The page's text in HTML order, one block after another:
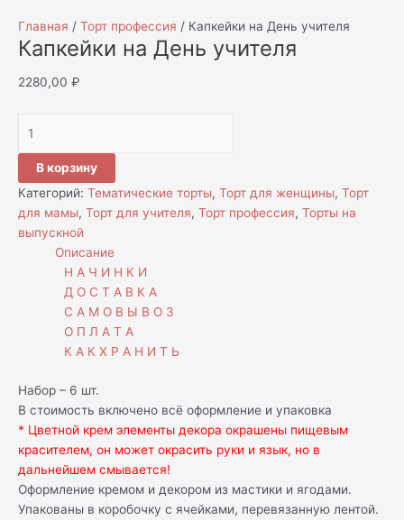
Главная / Торт профессия / Капкейки на День учителя
Капкейки на День учителя
2280,00 ₽
В корзину
Категорий: Тематические торты, Торт для женщины, Торт
для мамы, Торт для учителя, Торт профессия, Торты на
выпускной
Описание
Н А Ч И Н К И
Д О С Т А В К А
С А М О В Ы В О З
О П Л А Т А
К А К Х Р А Н И Т Ь
Набор – 6 шт.
В стоимость включено всё оформление и упаковка
* Цветной крем элементы декора окрашены пищевым
красителем, он может окрасить руки и язык, но в
дальнейшем смывается!
Оформление кремом и декором из мастики и ягодами.
Упакованы в коробочку с ячейками, перевязанную лентой.